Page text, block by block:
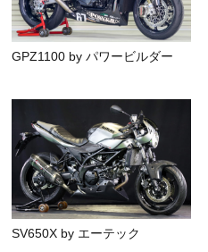
GPZ1100 by パワービルダー
SV650X by エーテック